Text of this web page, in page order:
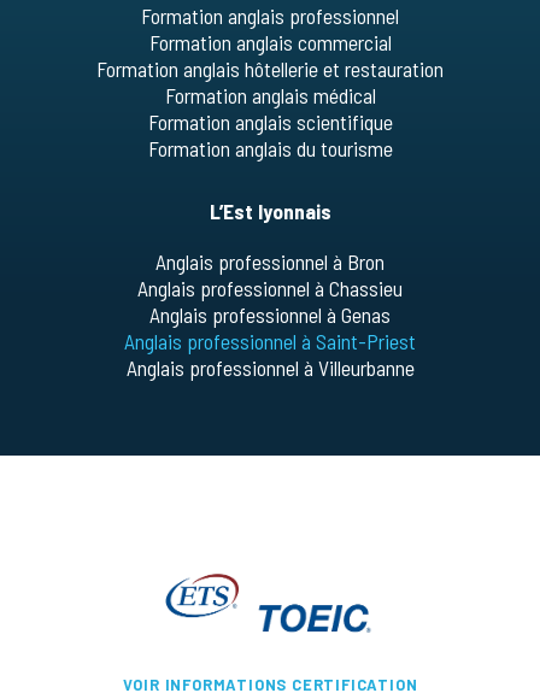
Formation anglais professionnel
Formation anglais commercial
Formation anglais hôtellerie et restauration
Formation anglais médical
Formation anglais scientifique
Formation anglais du tourisme
L’Est lyonnais
Anglais professionnel à Bron
Anglais professionnel à Chassieu
Anglais professionnel à Genas
Anglais professionnel à Saint-Priest
Anglais professionnel à Villeurbanne
VOIR INFORMATIONS CERTIFICATION